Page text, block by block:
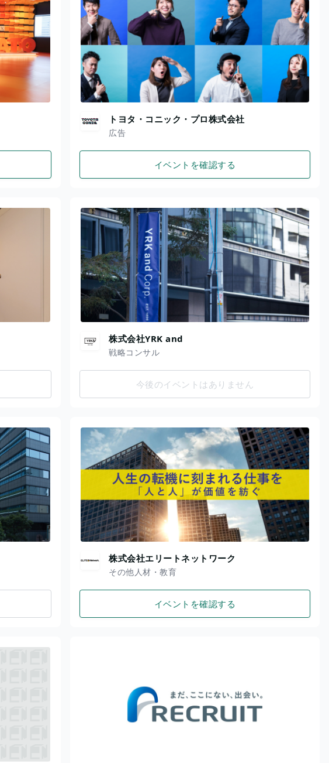
トヨタ・コニック・プロ株式会社
広告
イベントを確認する
株式会社YRK and
戦略コンサル
今後のイベントはありません
株式会社エリートネットワーク
その他人材・教育
イベントを確認する